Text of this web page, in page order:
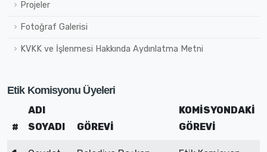
Projeler
Fotoğraf Galerisi
KVKK ve İşlenmesi Hakkında Aydınlatma Metni
Etik Komisyonu Üyeleri
#
ADI
SOYADI
GÖREVİ
KOMİSYONDAKİ
GÖREVİ